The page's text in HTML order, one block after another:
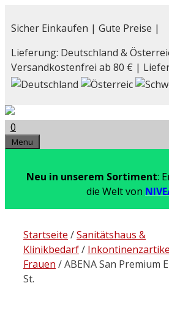
Inhalt
Sicher Einkaufen | Gute Preise |
Lieferung: Deutschland &
Versandkostenfrei ab 80 € |
0
Menu
Neu in unserem Sortiment:
die Welt von
Startseite /Sanitätshaus &
Klinikbedarf/
Frauen / ABENA San Premium
St.